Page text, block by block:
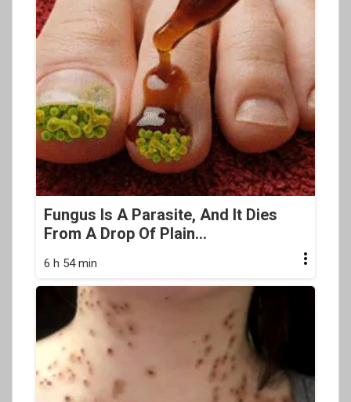
Fungus Is A Parasite, And It Dies
From A Drop Of Plain...
6 h 54 min